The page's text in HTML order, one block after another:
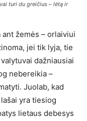
turi du greičius – lėtą ir
žemės – orlaiviui
jei tik lyja, tie
dažniausiai
nebereikia –
Juolab, kad
yra tiesiog
lietaus debesys